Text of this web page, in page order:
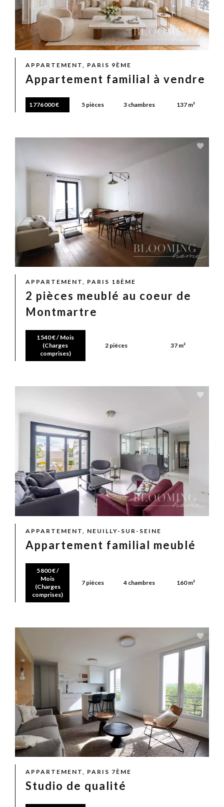
APPARTEMENT, PARIS 9ÈME
Appartement familial à vendre
1 776 000 € 5 pièces 3 chambres 137 m²
APPARTEMENT, PARIS 18ÈME
2 pièces meublé au coeur de
Montmartre
1 540 € / Mois
(Charges
comprises)
2 pièces 37 m²
APPARTEMENT, NEUILLY-SUR-SEINE
Appartement familial meublé
5 800 € /
Mois
(Charges
comprises)
7 pièces 4 chambres 160 m²
APPARTEMENT, PARIS 7ÈME
Studio de qualité